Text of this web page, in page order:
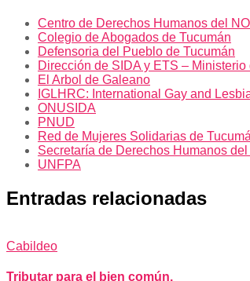
Centro de Derechos Humanos del
Colegio de Abogados de Tucumán
Defensoria del Pueblo de Tucumán
Dirección de SIDA y ETS –
El Arbol de Galeano
IGLHRC: International Gay and
ONUSIDA
PNUD
Red de Mujeres Solidarias de
Secretaría de Derechos Humanos
UNFPA
Entradas relacionadas
Cabildeo
Tributar para el bien común.